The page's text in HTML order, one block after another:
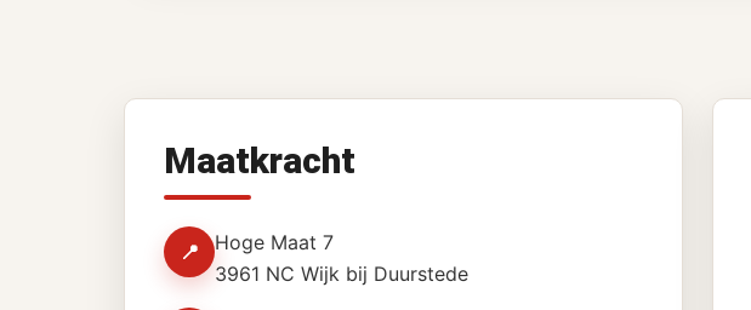
Maatkracht
📍
Hoge Maat 7
3961 NC Wijk bij Duurstede